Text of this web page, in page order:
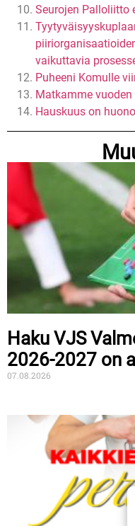
Seurojen Palloliitto
vaikuttavia
Puheeni Komulle
Matkamme
Hauskuus on
Haku VJS
2026-2027 on
07.08.2026